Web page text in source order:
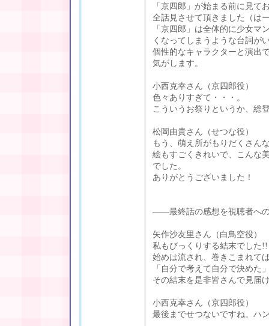
「京四郎」が始まる前に見
全話見させて頂きました（は
「京四郎」は全体的に少女マ
くなってしまうような台詞が
個性的なキャラクターと演出
気がします。
小西克幸さん（京四郎役）
色々ありすぎて・・・。
こういうお祭りというか、総
松岡由貴さん（せつな役）
もう、萌え所がもりだくさん
絵もすごくきれいで、こんな
でした。
ありがとうございました！
――最終話の感想を視聴者へ
矢作沙友里さん（白鳥空役）
私もびっくりする結末でした!!
始めは流され、巻きこまれて
「自分で考えて自分で決めた
その結末を是非皆さんで見届
小西克幸さん（京四郎役）
最後までせつないですね。ハ